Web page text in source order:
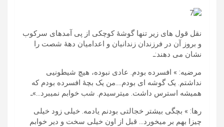
نقل قول های زیر تنها گوشۀ کوچکی از پی آمدهای سرکوب
و بروز آن در فرزندان زندانیان و اعدامیان دهۀ شصت را
نشان می دهند:ـ
مرضیه: » افسرده بودم. عادی نبوده، هیچ شیطونیی
نداشتم. یک گوشه ای بودم….من یک بچۀ افسرده بودم که
همیشه استرس داشت. میترسیدم. شب خوابم نمیبرد…»ـ
رها: » بچگی بیشتر خجالتی بودنم یادمه. خیلی زود خیلی
چیزا بهم بر میخورد… قبل از اون خیلی سخت و دیر خوابم